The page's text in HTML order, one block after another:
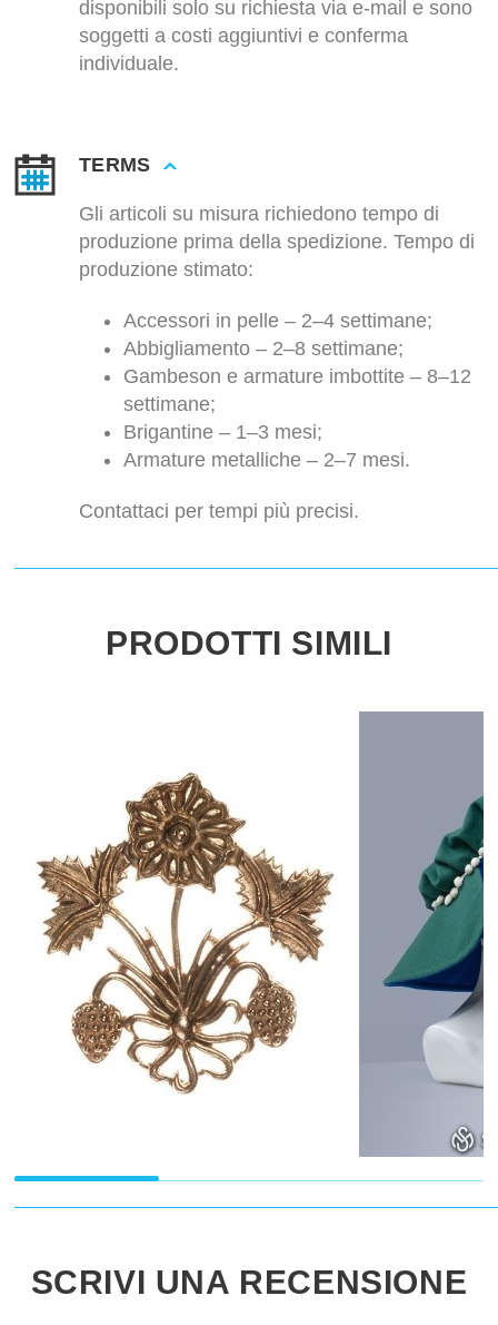
disponibili solo su richiesta via e-mail e sono
soggetti a costi aggiuntivi e conferma
individuale.
TERMS
Gli articoli su misura richiedono tempo di
produzione prima della spedizione. Tempo di
produzione stimato:
Accessori in pelle – 2–4 settimane;
Abbigliamento – 2–8 settimane;
Gambeson e armature imbottite – 8–12
settimane;
Brigantine – 1–3 mesi;
Armature metalliche – 2–7 mesi.
Contattaci per tempi più precisi.
PRODOTTI SIMILI
SCRIVI UNA RECENSIONE